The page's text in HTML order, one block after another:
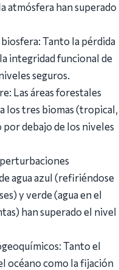
atmósfera han superado
Tanto la pérdida
integridad funcional de
seguros.
Las áreas forestales
los tres biomas (tropical,
debajo de los niveles
perturbaciones
agua azul (refiriéndose
y verde (agua en el
han superado el nivel
Tanto el
océano como la fijación